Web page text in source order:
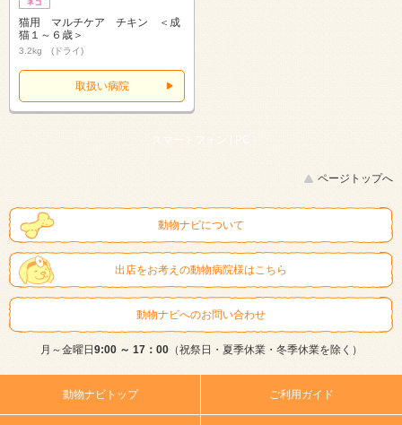
猫用 マルチケア チキン ＜成
猫１～６歳＞
3.2kg (ドライ)
取扱い病院
スマートフォン | PC
ページトップへ
動物ナビについて
出店をお考えの動物病院様はこちら
動物ナビへのお問い合わせ
月～金曜日 9:00 ～ 17：00（祝祭日・夏季休業・冬季休業を除く）
動物ナビトップ ご利用ガイド